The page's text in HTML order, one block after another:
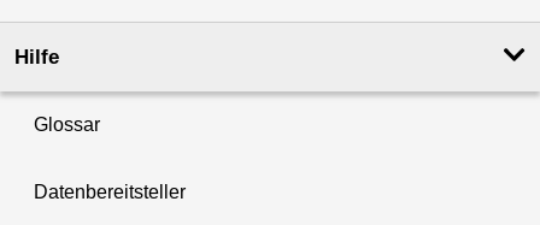
Hilfe
Glossar
Datenbereitsteller